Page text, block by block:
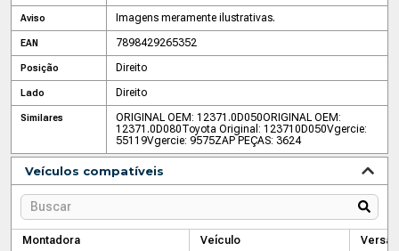
Aviso Imagens meramente ilustrativas.
EAN 7898429265352
Posição Direito
Lado Direito
Similares ORIGINAL OEM: 12371.0D050ORIGINAL OEM:
12371.0D080Toyota Original: 123710D050Vgercie:
55119Vgercie: 9575ZAP PEÇAS: 3624
Veículos compatíveis
Montadora Veículo
Versão